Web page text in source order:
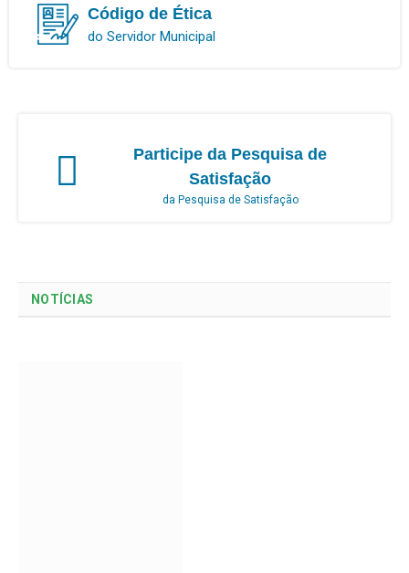
Código de Ética
do Servidor Municipal
Participe da Pesquisa de
Satisfação
da Pesquisa de Satisfação
NOTÍCIAS